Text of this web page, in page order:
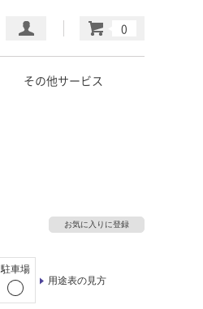
その他サービス
お気に入りに登録
駐車場
用途表の見方